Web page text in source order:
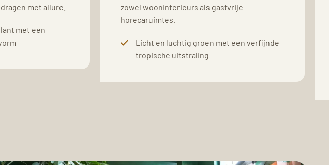
met allure.
met een
zowel wooninterieurs als gastvrije
horecaruimtes.
Licht en luchtig groen met een verfijnde
tropische uitstraling